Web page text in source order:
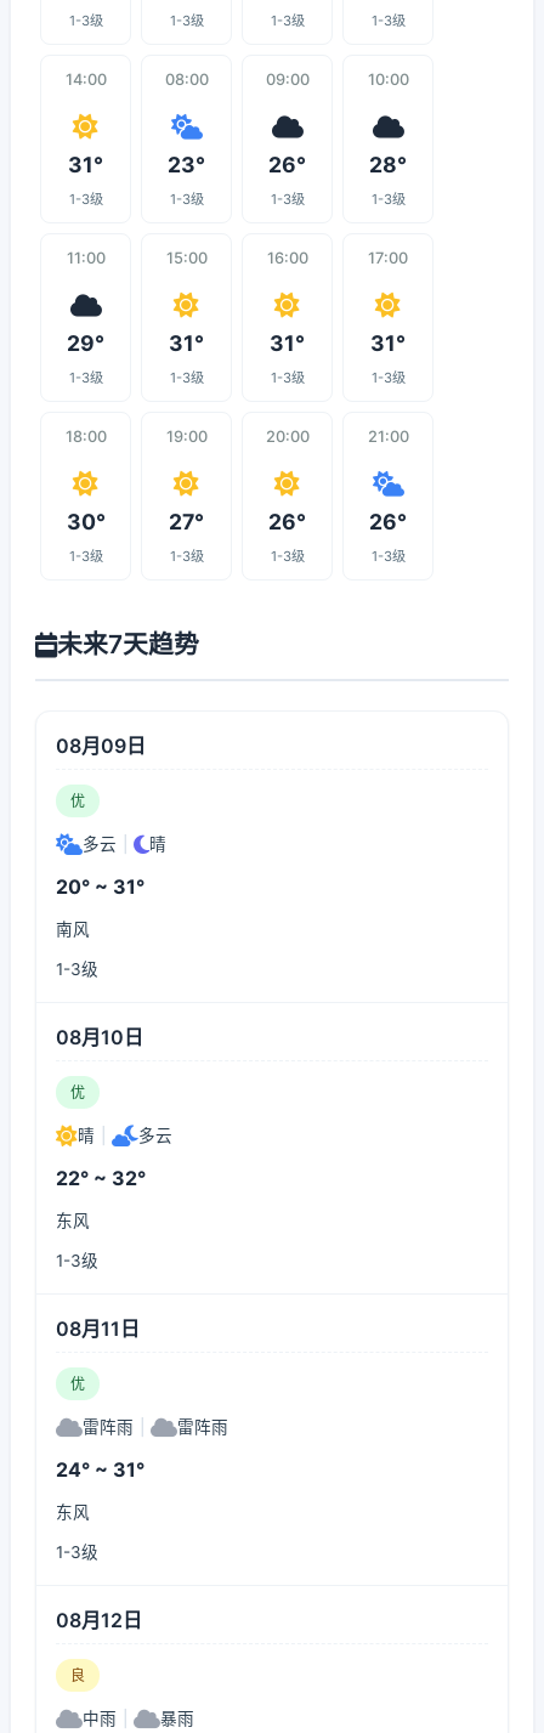
1-3级 1-3级 1-3级 1-3级
14:00
31°
1-3级
08:00
23°
1-3级
09:00
26°
1-3级
10:00
28°
1-3级
11:00
29°
1-3级
15:00
31°
1-3级
16:00
31°
1-3级
17:00
31°
1-3级
18:00
30°
1-3级
19:00
27°
1-3级
20:00
26°
1-3级
21:00
26°
1-3级
未来7天趋势
08月09日
优
多云 晴
20° ~ 31°
南风
1-3级
08月10日
优
晴 多云
22° ~ 32°
东风
1-3级
08月11日
优
雷阵雨 雷阵雨
24° ~ 31°
东风
1-3级
08月12日
良
中雨 暴雨